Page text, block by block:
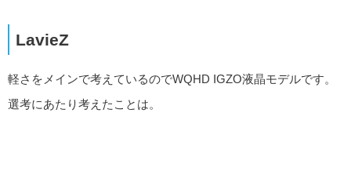
LavieZ
軽さをメインで考えているのでWQHD IGZO液晶モデルです。
選考にあたり考えたことは。